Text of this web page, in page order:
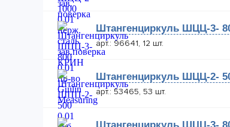
Штангенциркуль ШЦЦ-3-
арт.: 96641, 12 шт.
Штангенциркуль ШЦЦ-2-
арт.: 53465, 53 шт.